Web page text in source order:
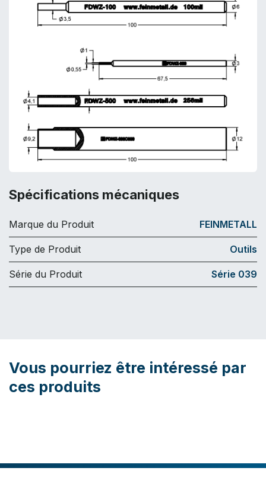
Spécifications mécaniques
Marque du Produit FEINMETALL
Type de Produit Outils
Série du Produit Série 039
Vous pourriez être intéressé par
ces produits